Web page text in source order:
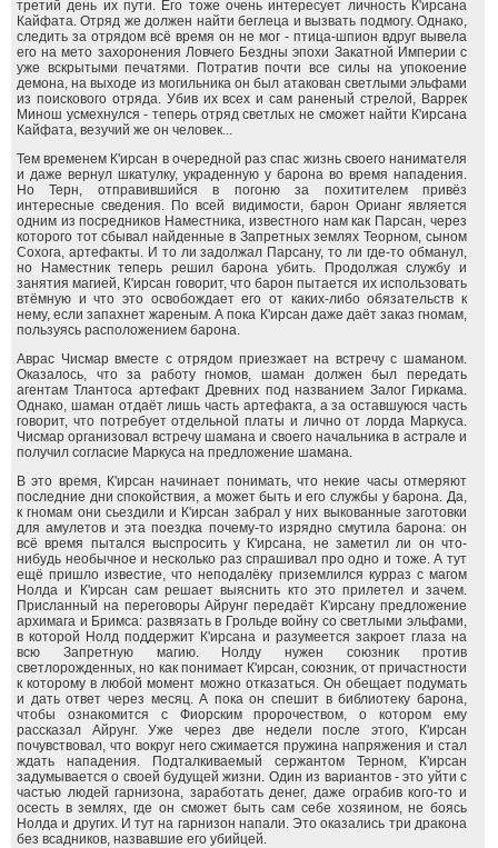
третий день их пути. Его тоже очень интересует личность К'ирсана
Кайфата. Отряд же должен найти беглеца и вызвать подмогу. Однако,
следить за отрядом всё время он не мог - птица-шпион вдруг вывела
его на мето захоронения Ловчего Бездны эпохи Закатной Империи с
уже вскрытыми печатями. Потратив почти все силы на упокоение
демона, на выходе из могильника он был атакован светлыми эльфами
из поискового отряда. Убив их всех и сам раненый стрелой, Варрек
Минош усмехнулся - теперь отряд светлых не сможет найти К'ирсана
Кайфата, везучий же он человек...
Тем временем К'ирсан в очередной раз спас жизнь своего нанимателя
и даже вернул шкатулку, украденную у барона во время нападения.
Но Терн, отправившийся в погоню за похитителем привёз
интересные сведения. По всей видимости, барон Орианг является
одним из посредников Наместника, известного нам как Парсан, через
которого тот сбывал найденные в Запретных землях Теорном, сыном
Сохога, артефакты. И то ли задолжал Парсану, то ли где-то обманул,
но Наместник теперь решил барона убить. Продолжая службу и
занятия магией, К'ирсан говорит, что барон пытается их использовать
втёмную и что это освобождает его от каких-либо обязательств к
нему, если запахнет жареным. А пока К'ирсан даже даёт заказ гномам,
пользуясь расположением барона.
Аврас Чисмар вместе с отрядом приезжает на встречу с шаманом.
Оказалось, что за работу гномов, шаман должен был передать
агентам Тлантоса артефакт Древних под названием Залог Гиркама.
Однако, шаман отдаёт лишь часть артефакта, а за оставшуюся часть
говорит, что потребует отдельной платы и лично от лорда Маркуса.
Чисмар организовал встречу шамана и своего начальника в астрале и
получил согласие Маркуса на предложение шамана.
В это время, К'ирсан начинает понимать, что некие часы отмеряют
последние дни спокойствия, а может быть и его службы у барона. Да,
к гномам они сьездили и К'ирсан забрал у них выкованные заготовки
для амулетов и эта поездка почему-то изрядно смутила барона: он
всё время пытался выспросить у К'ирсана, не заметил ли он что-
нибудь необычное и несколько раз спрашивал про одно и тоже. А тут
ещё пришло известие, что неподалёку приземлился курраз с магом
Нолда и К'ирсан сам решает выяснить кто это прилетел и зачем.
Присланный на переговоры Айрунг передаёт К'ирсану предложение
архимага и Бримса: развязать в Грольде войну со светлыми эльфами,
в которой Нолд поддержит К'ирсана и разумеется закроет глаза на
всю Запретную магию. Нолду нужен союзник против
светлорожденных, но как понимает К'ирсан, союзник, от причастности
к которому в любой момент можно отказаться. Он обещает подумать
и дать ответ через месяц. А пока он спешит в библиотеку барона,
чтобы ознакомится с Фиорским пророчеством, о котором ему
рассказал Айрунг. Уже через две недели после этого, К'ирсан
почувствовал, что вокруг него сжимается пружина напряжения и стал
ждать нападения. Подталкиваемый сержантом Терном, К'ирсан
задумывается о своей будущей жизни. Один из вариантов - это уйти с
частью людей гарнизона, заработать денег, даже ограбив кого-то и
осесть в землях, где он сможет быть сам себе хозяином, не боясь
Нолда и других. И тут на гарнизон напали. Это оказались три дракона
без всадников, назвавшие его убийцей.